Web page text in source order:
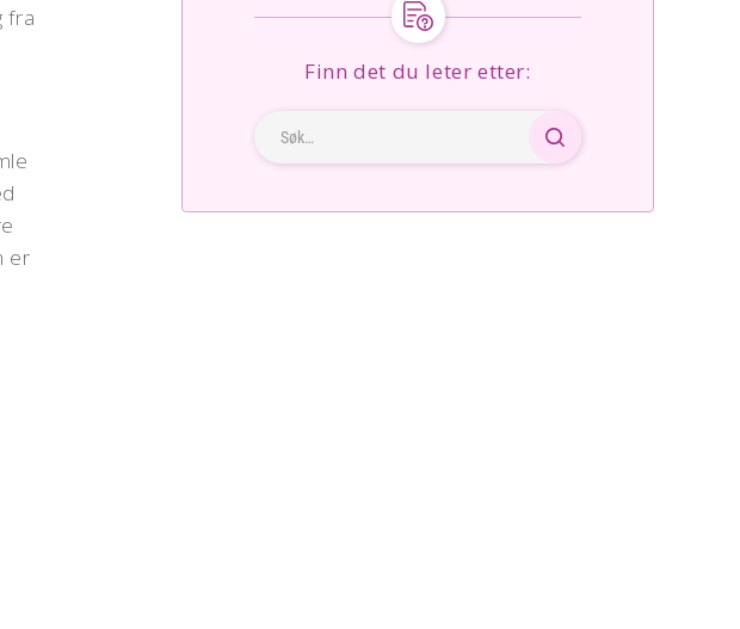
fra
er
Finn det du leter etter: